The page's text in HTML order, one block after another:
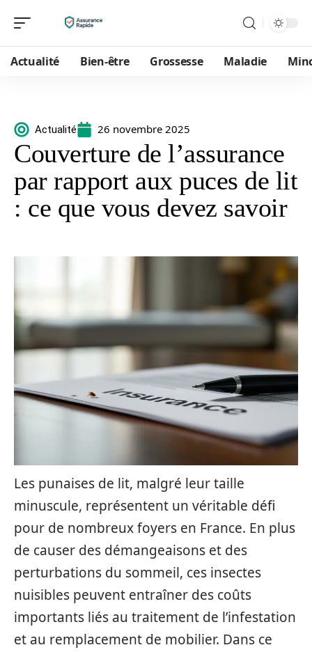
Actualité Bien-être Grossesse Maladie
Actualité 26 novembre 2025
Couverture de l’assurance
par rapport aux puces de lit
: ce que vous devez savoir
Les punaises de lit, malgré leur taille
minuscule, représentent un véritable défi
pour de nombreux foyers en France. En plus
de causer des démangeaisons et des
perturbations du sommeil, ces insectes
nuisibles peuvent entraîner des coûts
importants liés au traitement de l’infestation
et au remplacement de mobilier. Dans ce